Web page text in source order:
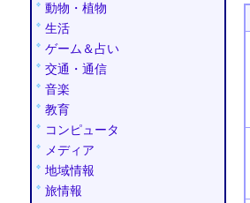
動物・植物
生活
ゲーム＆占い
交通・通信
音楽
教育
コンピュータ
メディア
地域情報
旅情報